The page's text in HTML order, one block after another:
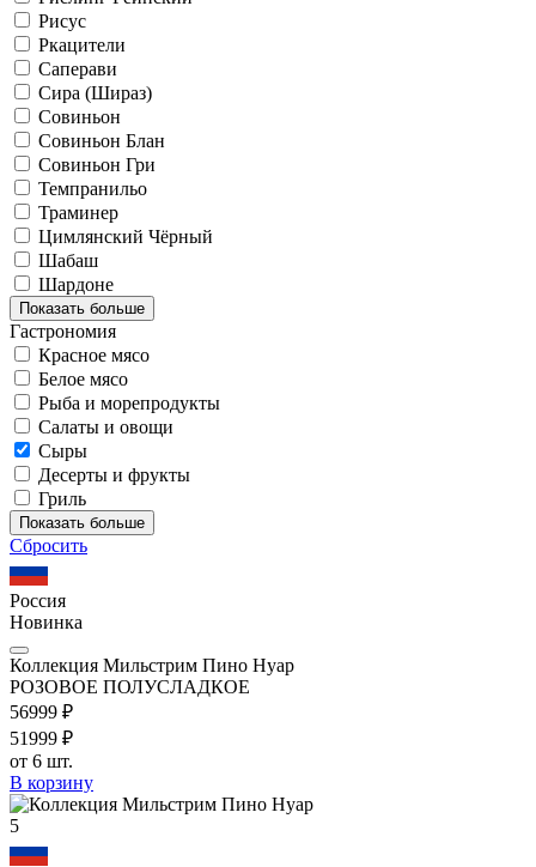
Рисус
Ркацители
Саперави
Сира (Шираз)
Совиньон
Совиньон Блан
Совиньон Гри
Темпранильо
Траминер
Цимлянский Чёрный
Шабаш
Шардоне
Показать больше
Гастрономия
Красное мясо
Белое мясо
Рыба и морепродукты
Салаты и овощи
Сыры
Десерты и фрукты
Гриль
Показать больше
Сбросить
Россия
Новинка
Коллекция Мильстрим Пино Нуар
РОЗОВОЕ ПОЛУСЛАДКОЕ
56999 ₽
51999 ₽
от 6 шт.
В корзину
5